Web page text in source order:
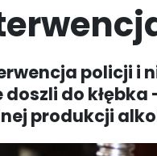
policji i
do
produkcji